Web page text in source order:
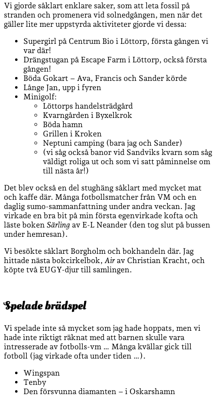
Vi gjorde såklart enklare saker, som att leta fossil på
stranden och promenera vid solnedgången, men när det
gäller lite mer uppstyrda aktiviteter gjorde vi dessa:
Supergirl på Centrum Bio i Löttorp, första gången vi
var där!
Drängstugan på Escape Farm i Löttorp, också första
gången!
Böda Gokart – Ava, Francis och Sander körde
Långe Jan, upp i fyren
Minigolf:
Löttorps handelsträdgård
Kvarngården i Byxelkrok
Böda hamn
Grillen i Kroken
Neptuni camping (bara jag och Sander)
(vi såg också banor vid Sandviks kvarn som såg
väldigt roliga ut och som vi satt påminnelse om
till nästa år!)
Det blev också en del stughäng såklart med mycket mat
och kaffe där. Många fotbollsmatcher från VM och en
daglig sumo-sammanfattning under andra veckan. Jag
virkade en bra bit på min första egenvirkade kofta och
läste boken Särling av E-L Neander (den tog slut på bussen
under hemresan).
Vi besökte såklart Borgholm och bokhandeln där. Jag
hittade nästa bokcirkelbok, Airav Christian Kracht, och
köpte två EUGY-djur till samlingen.
Spelade brädspel
Vi spelade inte så mycket som jag hade hoppats, men vi
hade inte riktigt räknat med att barnen skulle vara
intresserade av fotbolls-vm … Många kvällar gick till
fotboll (jag virkade ofta under tiden …).
Wingspan
Tenby
Den försvunna diamanten – i Oskarshamn